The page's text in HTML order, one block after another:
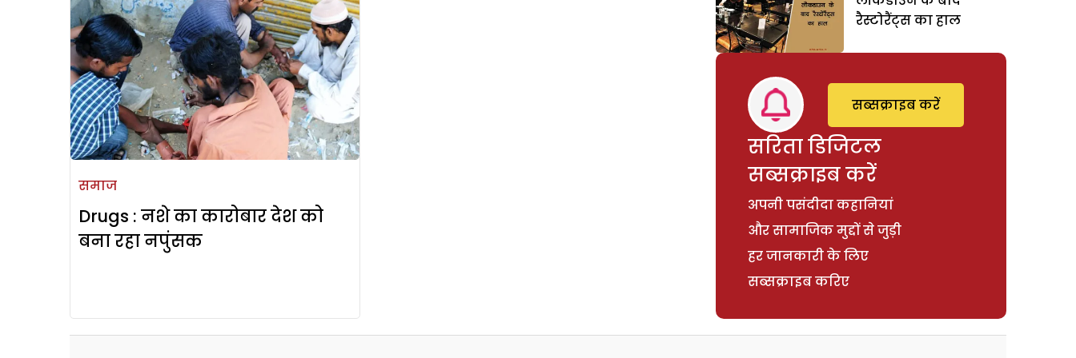
समाज
Drugs : नशे का कारोबार देश को
बना रहा नपुंसक
रैस्टोरैंट्स का हाल
सरिता डिजिटल
सब्सक्राइब करें
अपनी पसंदीदा कहानियां
और सामाजिक मुद्दों से जुड़ी
हर जानकारी के लिए
सब्सक्राइब करिए
सब्सक्राइब करें